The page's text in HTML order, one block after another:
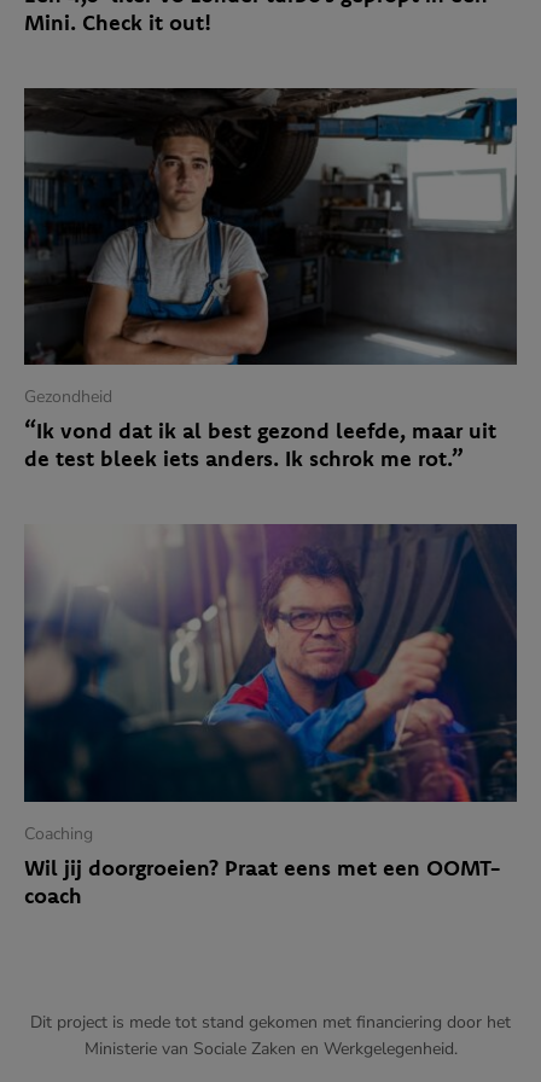
Mini. Check it out!
Gezondheid
“Ik vond dat ik al best gezond leefde, maar uit
de test bleek iets anders. Ik schrok me rot.”
Coaching
Wil jij doorgroeien? Praat eens met een OOMT-
coach
Dit project is mede tot stand gekomen met financiering door het
Ministerie van Sociale Zaken en Werkgelegenheid.